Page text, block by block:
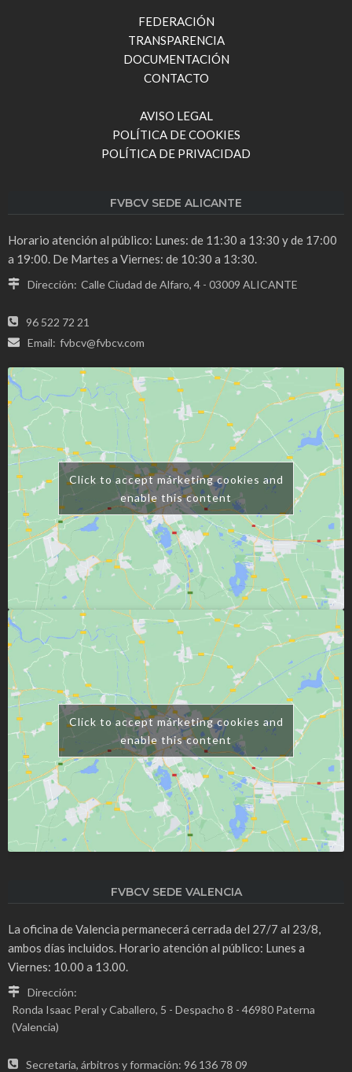
FEDERACIÓN
TRANSPARENCIA
DOCUMENTACIÓN
CONTACTO
AVISO LEGAL
POLÍTICA DE COOKIES
POLÍTICA DE PRIVACIDAD
FVBCV SEDE ALICANTE
Horario atención al público: Lunes: de 11:30 a 13:30 y de 17:00
a 19:00. De Martes a Viernes: de 10:30 a 13:30.
Dirección: Calle Ciudad de Alfaro, 4 - 03009 ALICANTE
96 522 72 21
Email: fvbcv@fvbcv.com
Click to accept márketing cookies and
enable this content
Click to accept márketing cookies and
enable this content
FVBCV SEDE VALENCIA
La oficina de Valencia permanecerá cerrada del 27/7 al 23/8,
ambos días incluidos. Horario atención al público: Lunes a
Viernes: 10.00 a 13.00.
Dirección:
Ronda Isaac Peral y Caballero, 5 - Despacho 8 - 46980 Paterna
(Valencia)
Secretaria, árbitros y formación: 96 136 78 09